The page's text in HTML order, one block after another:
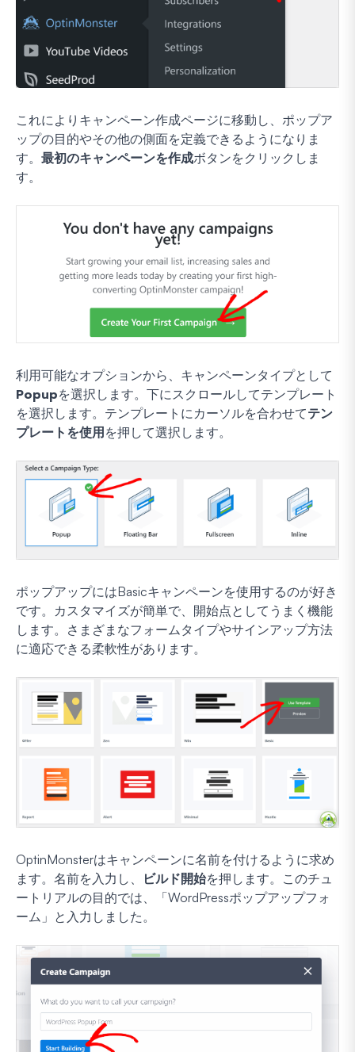
これによりキャンペーン作成ページに移動し、ポップア
ップの目的やその他の側面を定義できるようになりま
す。 最初のキャンペーンを作成ボタンをクリックしま
す。
利用可能なオプションから、キャンペーンタイプとして
Popupを選択します。下にスクロールしてテンプレート
を選択します。テンプレートにカーソルを合わせてテン
プレートを使用を押して選択します。
ポップアップにはBasicキャンペーンを使用するのが好き
です。カスタマイズが簡単で、開始点としてうまく機能
します。さまざまなフォームタイプやサインアップ方法
に適応できる柔軟性があります。
OptinMonsterはキャンペーンに名前を付けるように求め
ます。名前を入力し、
ビルド開始を押します。このチュ
ートリアルの目的では、「WordPressポップアップフォ
ーム」と入力しました。